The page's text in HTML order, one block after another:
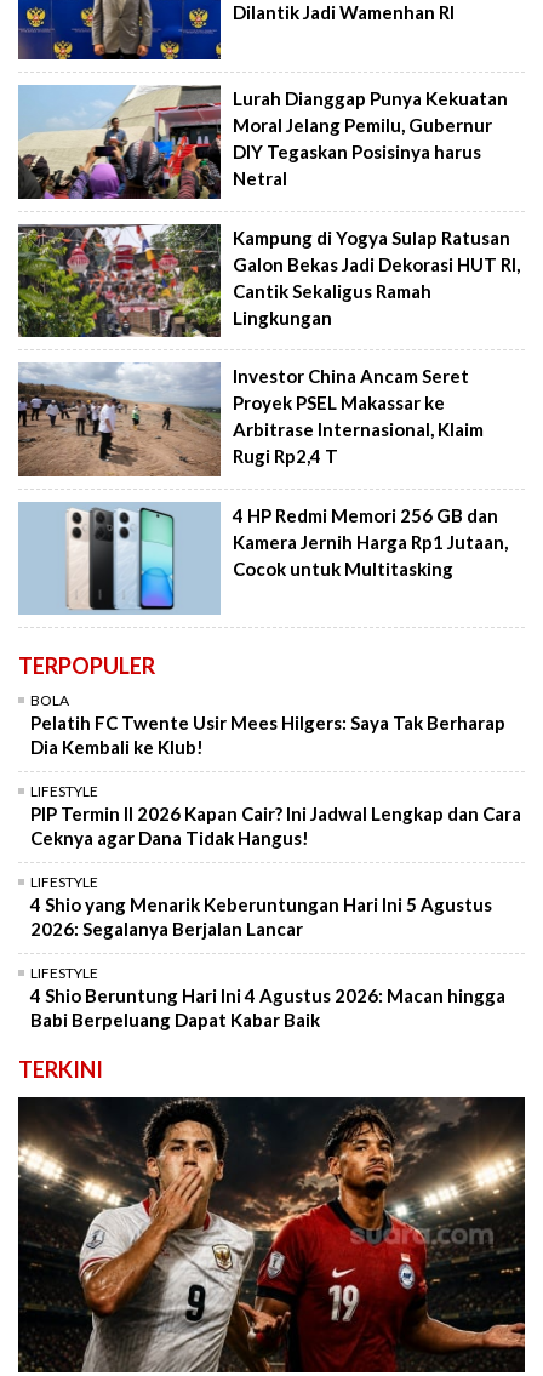
Dilantik Jadi Wamenhan RI
Lurah Dianggap Punya Kekuatan
Moral Jelang Pemilu, Gubernur
DIY Tegaskan Posisinya harus
Netral
Kampung di Yogya Sulap Ratusan
Galon Bekas Jadi Dekorasi HUT RI,
Cantik Sekaligus Ramah
Lingkungan
Investor China Ancam Seret
Proyek PSEL Makassar ke
Arbitrase Internasional, Klaim
Rugi Rp2,4 T
4 HP Redmi Memori 256 GB dan
Kamera Jernih Harga Rp1 Jutaan,
Cocok untuk Multitasking
TERPOPULER
BOLA
Pelatih FC Twente Usir Mees Hilgers: Saya Tak Berharap
Dia Kembali ke Klub!
LIFESTYLE
PIP Termin II 2026 Kapan Cair? Ini Jadwal Lengkap dan Cara
Ceknya agar Dana Tidak Hangus!
LIFESTYLE
4 Shio yang Menarik Keberuntungan Hari Ini 5 Agustus
2026: Segalanya Berjalan Lancar
LIFESTYLE
4 Shio Beruntung Hari Ini 4 Agustus 2026: Macan hingga
Babi Berpeluang Dapat Kabar Baik
TERKINI